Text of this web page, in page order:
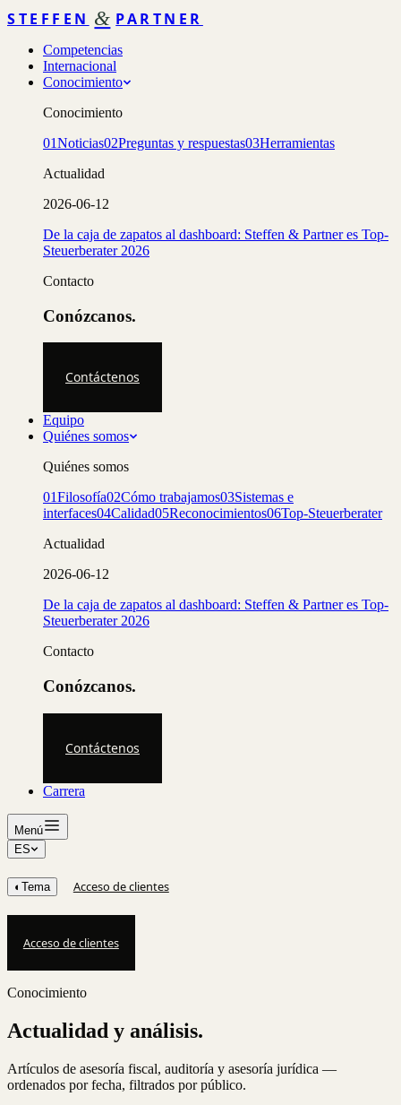
STEFFEN & PARTNER
Competencias
Internacional
Conocimiento
Conocimiento
01Noticias02Preguntas y respuestas03Herramientas
Actualidad
2026-06-12
De la caja de zapatos al dashboard: Steffen & Partner es Top-
Steuerberater 2026
Contacto
Conózcanos.
Contáctenos
Equipo
Quiénes somos
Quiénes somos
01Filosofía02Cómo trabajamos03Sistemas e
interfaces04Calidad05Reconocimientos06Top-Steuerberater
Actualidad
2026-06-12
De la caja de zapatos al dashboard: Steffen & Partner es Top-
Steuerberater 2026
Contacto
Conózcanos.
Contáctenos
Carrera
Menú
ES
◐ Tema Acceso de clientes
Acceso de clientes
Conocimiento
Actualidad y análisis.
Artículos de asesoría fiscal, auditoría y asesoría jurídica —
ordenados por fecha, filtrados por público.